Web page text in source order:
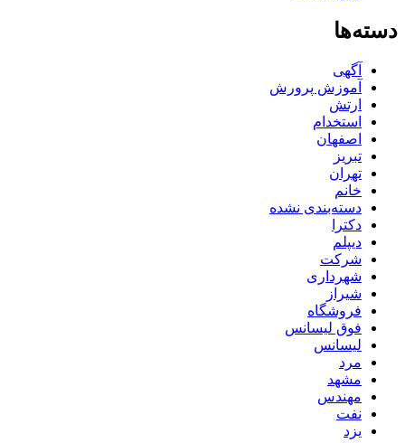
دسته‌ها
آگهی
آموزش پرورش
ارتش
استخدام
اصفهان
تبریز
تهران
خانم
دسته‌بندی نشده
دکترا
دیپلم
شرکت
شهرداری
شیراز
فروشگاه
فوق لیسانس
لیسانس
مرد
مشهد
مهندس
نفت
یزد